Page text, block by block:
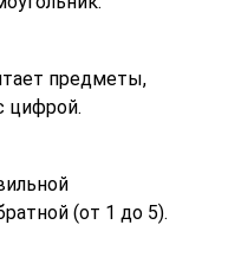
предметы,
цифрой.
(от 1 до 5).